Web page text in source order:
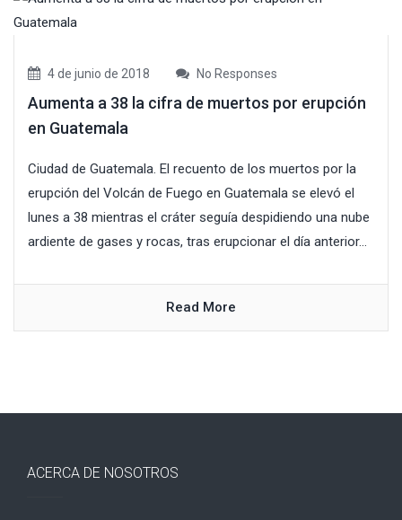
4 de junio de 2018 No Responses
Aumenta a 38 la cifra de muertos por erupción
en Guatemala
Ciudad de Guatemala. El recuento de los muertos por la
erupción del Volcán de Fuego en Guatemala se elevó el
lunes a 38 mientras el cráter seguía despidiendo una nube
ardiente de gases y rocas, tras erupcionar el día anterior...
Read More
ACERCA DE NOSOTROS